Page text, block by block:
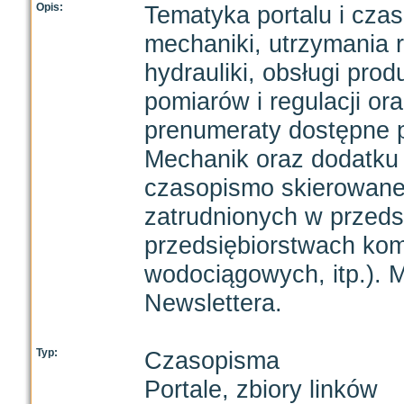
Opis:
Tematyka portalu i
mechaniki, utrzymania
hydrauliki, obsługi
pomiarów i regulacji
prenumeraty dostępne
Mechanik oraz
czasopismo
zatrudnionych w
przedsiębiorstwach
wodociągowych, itp.).
Newslettera.
Typ:
Czasopisma
Portale, zbiory linków